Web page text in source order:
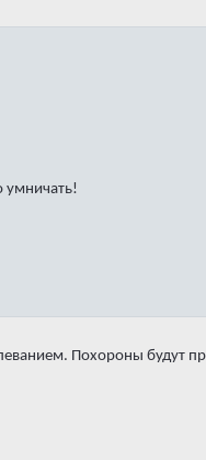
умничать!
Похороны будут